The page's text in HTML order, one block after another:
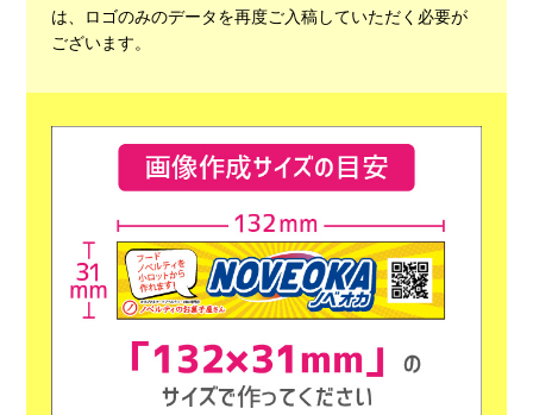
は、ロゴのみのデータを再度ご入稿していただく必要が
ございます。